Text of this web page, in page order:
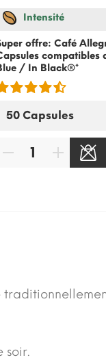
Intensité
offre: Café
compatibles
/ In Black®*
soir.